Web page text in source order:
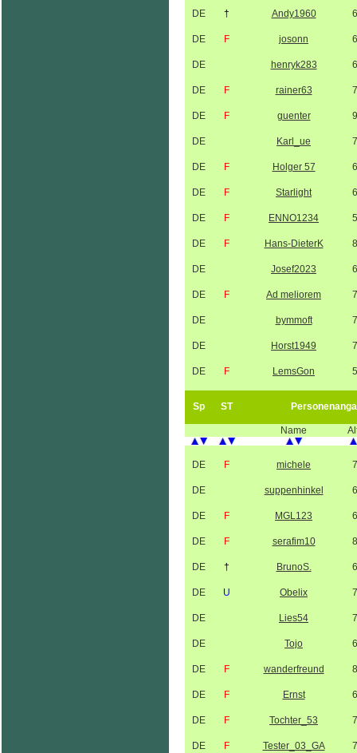
DE † Andy1960
DE F josonn
DE henryk283
DE F rainer63
DE F guenter
DE Karl_ue
DE F Holger 57
DE F Starlight
DE F ENNO1234
DE F Hans-DieterK
DE Josef2023
DE F Ad meliorem
DE bymmoft
DE Horst1949
DE F LemsGon
Sp ST
Name
DE F michele
DE suppenhinkel
DE F MGL123
DE F serafim10
DE † BrunoS.
DE U Obelix
DE Lies54
DE Tojo
DE F wanderfreund
DE F Ernst
DE F Tochter_53
DE F Tester_03_GA